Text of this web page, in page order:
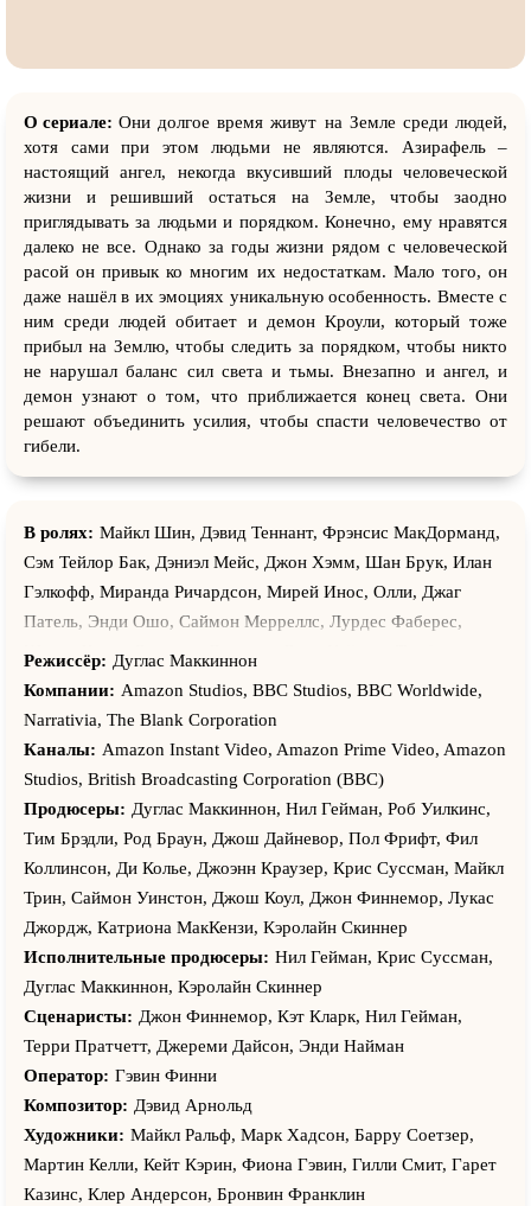
О сериале: Они долгое время живут на Земле среди людей,
хотя сами при этом людьми не являются. Азирафель –
настоящий ангел, некогда вкусивший плоды человеческой
жизни и решивший остаться на Земле, чтобы заодно
приглядывать за людьми и порядком. Конечно, ему нравятся
далеко не все. Однако за годы жизни рядом с человеческой
расой он привык ко многим их недостаткам. Мало того, он
даже нашёл в их эмоциях уникальную особенность. Вместе с
ним среди людей обитает и демон Кроули, который тоже
прибыл на Землю, чтобы следить за порядком, чтобы никто
не нарушал баланс сил света и тьмы. Внезапно и ангел, и
демон узнают о том, что приближается конец света. Они
решают объединить усилия, чтобы спасти человечество от
гибели.
В ролях: Майкл Шин, Дэвид Теннант, Фрэнсис МакДорманд,
Сэм Тейлор Бак, Дэниэл Мейс, Джон Хэмм, Шан Брук, Илан
Гэлкофф, Миранда Ричардсон, Мирей Инос, Олли, Джаг
Патель, Энди Ошо, Саймон Мерреллс, Лурдес Фаберес,
Шэрон Черри Баллард, Джордан Лонг, Кэйтлин Торберн,
Джилл Винтерниц, Адриа Архона, Дженнифер Армор, Нед
Деннехи, Юсуф Гейтвуд, Пол Кей, Анна Максвелл Мартин,
Дэвид Моррисси, Джэк Уайтхолл, Эбигейл Лаури, Дэн
Стёрки, Энди Хэмилтон, Георг Николофф, Лоуренс Джофф,
Фелим Келли, Тина Чианг, Орландо Брук, Марк Камерон,
Джеймс Ноти, Бен Кроу, Мэг Кубота, Мерседес Гроуэр,
Сьюзэн Браун, Амир Бутрус, Конни Хак, Джози Лоуренс, Пол
Чахиди, Тим Дауни, Джо Ваз, Джим Мескимен, Тим Уоллерс,
Индра Ове, Дун Макичен, Анджела Йео, Гилли Смит, Рич
Кибл, Мошиди Мотшегва, Колин Мони, Нив Уолш, Лиз Карр,
Бэйли Патрик, Юэн МакНотон, Акира Коиэяма, Брайс
Бекстер, Шелэйн Беннетт, Глория Обианьо, Мартин Уимбуш,
Жасмин Хайд, Дебора Рок, Вик Вэгхорн, Адам Бонд,
Бронвин Франклин, Бен Уиллбонд, Михель Диркс, Николас
Парсонс, Стюарт Скудамор, Мартин Келли, Брайан Кокс,
Бенедикт Камбербэтч, Майкл МакКин, Дерек Джекоби, Ник
Офферман, Билл Патерсон, Джонатан Арис, Стив Орам, Стив
Пембертон, Марк Гейтисс, Рози Дэй, Нина Сосанья, Эрион
Режиссёр: Дуглас Маккиннон
Компании: Amazon Studios, BBC Studios, BBC Worldwide,
Narrativia, The Blank Corporation
Каналы: Amazon Instant Video, Amazon Prime Video, Amazon
Studios, British Broadcasting Corporation (BBC)
Продюсеры: Дуглас Маккиннон, Нил Гейман, Роб Уилкинс,
Тим Брэдли, Род Браун, Джош Дайневор, Пол Фрифт, Фил
Коллинсон, Ди Колье, Джоэнн Краузер, Крис Суссман, Майкл
Трин, Саймон Уинстон, Джош Коул, Джон Финнемор, Лукас
Джордж, Катриона МакКензи, Кэролайн Скиннер
Исполнительные продюсеры: Нил Гейман, Крис Суссман,
Дуглас Маккиннон, Кэролайн Скиннер
Сценаристы: Джон Финнемор, Кэт Кларк, Нил Гейман,
Терри Пратчетт, Джереми Дайсон, Энди Найман
Оператор: Гэвин Финни
Композитор: Дэвид Арнольд
Художники: Майкл Ральф, Марк Хадсон, Баррy Cоетзер,
Мартин Келли, Кейт Кэрин, Фиона Гэвин, Гилли Смит, Гарет
Казинс, Клер Андерсон, Бронвин Франклин